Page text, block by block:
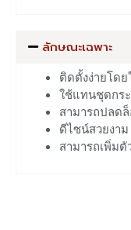
ลักษณะเฉพาะ
ติดตั้งง่ายโด
ใช้แทนชุดกร
สามารถปลด
ดีไซน์สวยงา
สามารถเพิ่ม